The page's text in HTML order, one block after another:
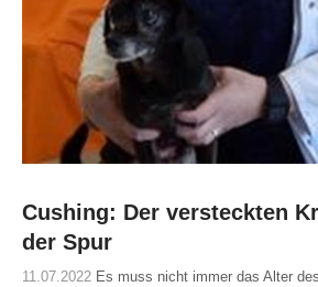
Cushing: Der versteckten
der Spur
11.07.2022 Es muss nicht immer das Alter